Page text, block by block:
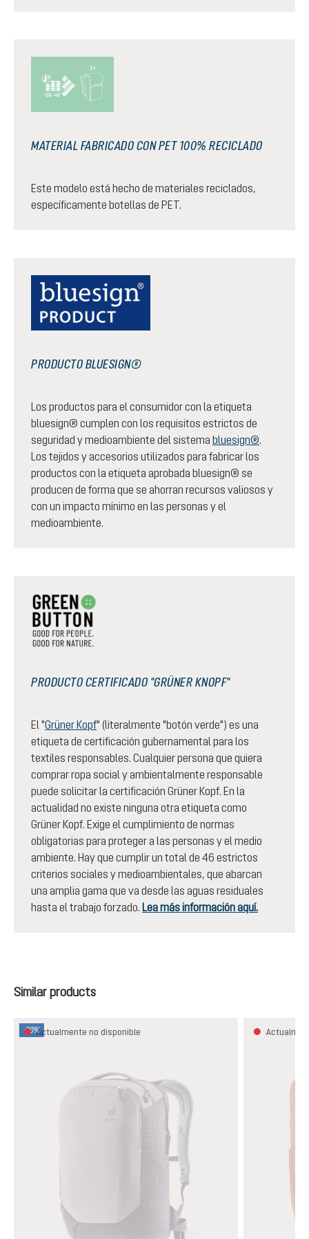
MATERIAL FABRICADO CON PET 100% RECICLADO
Este modelo está hecho de materiales reciclados,
específicamente botellas de PET.
PRODUCTO BLUESIGN®
Los productos para el consumidor con la etiqueta
bluesign® cumplen con los requisitos estrictos de
seguridad y medioambiente del sistema bluesign®.
Los tejidos y accesorios utilizados para fabricar los
productos con la etiqueta aprobada bluesign® se
producen de forma que se ahorran recursos valiosos y
con un impacto mínimo en las personas y el
medioambiente.
PRODUCTO CERTIFICADO "GRÜNER KNOPF"
El "Grüner Kopf" (literalmente "botón verde") es una
etiqueta de certificación gubernamental para los
textiles responsables. Cualquier persona que quiera
comprar ropa social y ambientalmente responsable
puede solicitar la certificación Grüner Kopf. En la
actualidad no existe ninguna otra etiqueta como
Grüner Kopf. Exige el cumplimiento de normas
obligatorias para proteger a las personas y el medio
ambiente. Hay que cumplir un total de 46 estrictos
criterios sociales y medioambientales, que abarcan
una amplia gama que va desde las aguas residuales
hasta el trabajo forzado. Lea más información aquí.
Omitir la galería de productos
Similar products
-30%Actualmente no disponible